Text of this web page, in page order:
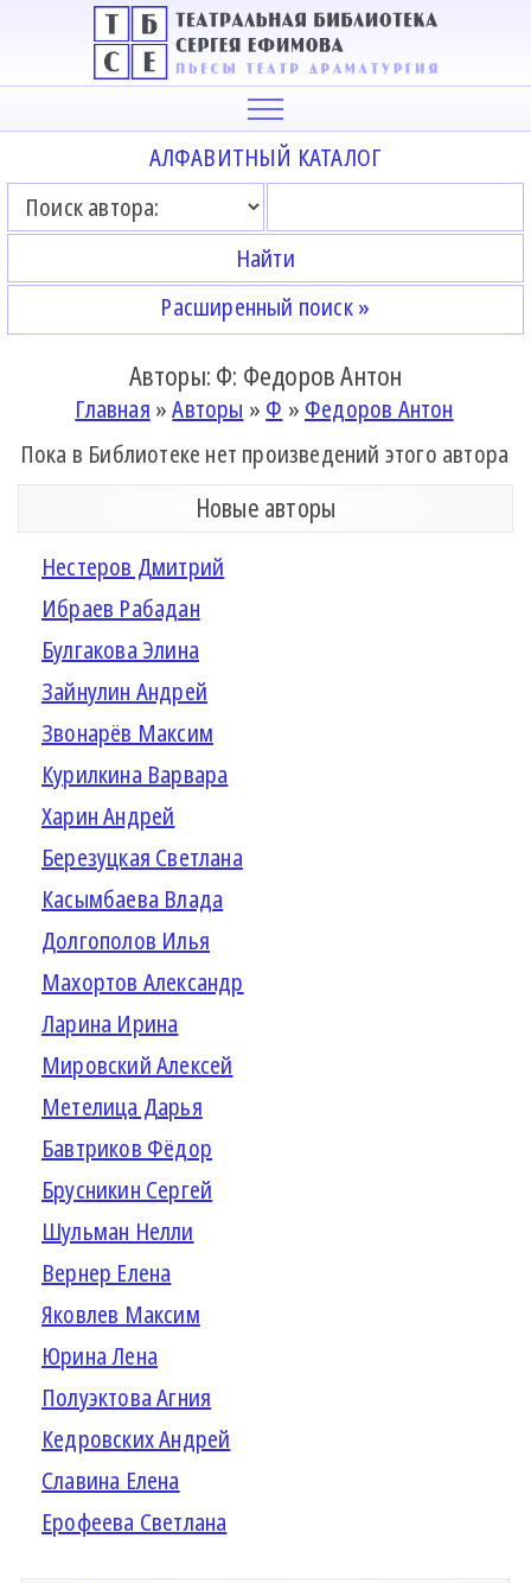
АЛФАВИТНЫЙ КАТАЛОГ
Расширенный поиск »
Авторы: Ф: Федоров Антон
Главная »Авторы » Ф » Федоров Антон
Пока в Библиотеке нет произведений этого автора
Новые авторы
Нестеров Дмитрий
Ибраев Рабадан
Булгакова Элина
Зайнулин Андрей
Звонарёв Максим
Курилкина Варвара
Харин Андрей
Березуцкая Светлана
Касымбаева Влада
Долгополов Илья
Махортов Александр
Ларина Ирина
Мировский Алексей
Метелица Дарья
Бавтриков Фёдор
Брусникин Сергей
Шульман Нелли
Вернер Елена
Яковлев Максим
Юрина Лена
Полуэктова Агния
Кедровских Андрей
Славина Елена
Ерофеева Светлана